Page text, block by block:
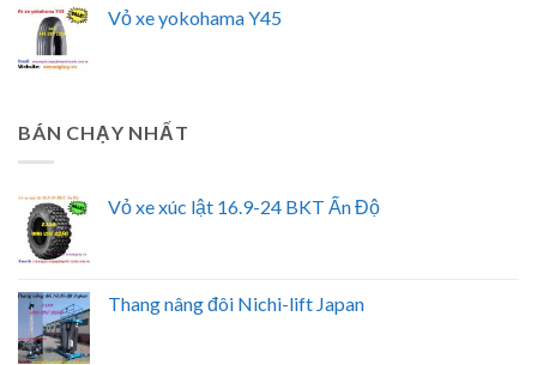
Vỏ xe yokohama Y45
BÁN CHẠY NHẤT
Vỏ xe xúc lật 16.9-24 BKT Ấn Độ
Thang nâng đôi Nichi-lift Japan